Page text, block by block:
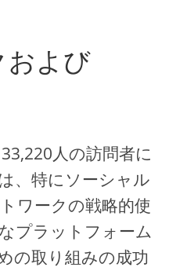
および
人の訪問者に
、特にソーシャル
ワークの戦略的使
プラットフォーム
の取り組みの成功